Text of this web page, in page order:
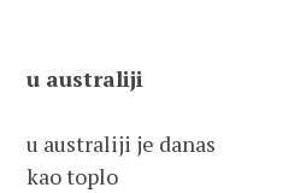
u australiji
u australiji je danas
kao toplo